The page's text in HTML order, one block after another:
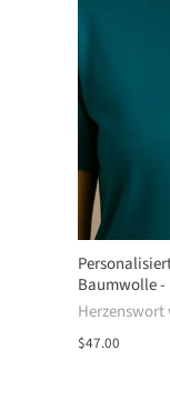
Baumwolle -
Herzenswort
$47.00